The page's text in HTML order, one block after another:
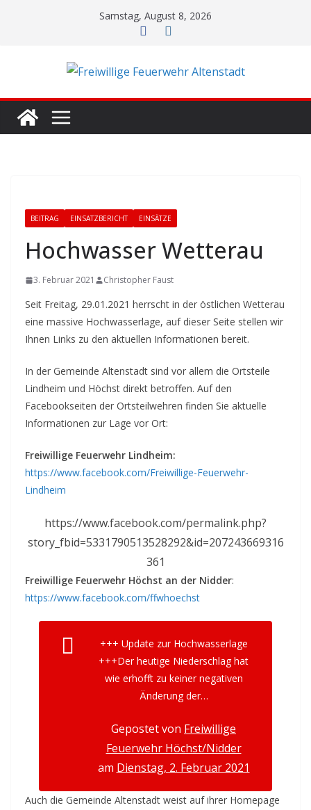
Samstag, August 8, 2026
BEITRAG EINSATZBERICHT EINSÄTZE
Hochwasser Wetterau
3. Februar 2021 Christopher Faust
Seit Freitag, 29.01.2021 herrscht in der östlichen Wetterau
eine massive Hochwasserlage, auf dieser Seite stellen wir
Ihnen Links zu den aktuellen Informationen bereit.
In der Gemeinde Altenstadt sind vor allem die Ortsteile
Lindheim und Höchst direkt betroffen. Auf den
Facebookseiten der Ortsteilwehren finden Sie aktuelle
Informationen zur Lage vor Ort:
Freiwillige Feuerwehr Lindheim:
https://www.facebook.com/Freiwillige-Feuerwehr-
Lindheim
https://www.facebook.com/permalink.php?
story_fbid=5331790513528292&id=207243669316
361
Freiwillige Feuerwehr Höchst an der Nidder:
https://www.facebook.com/ffwhoechst
+++ Update zur Hochwasserlage
+++Der heutige Niederschlag hat
wie erhofft zu keiner negativen
Änderung der…
Gepostet von Freiwillige
Feuerwehr Höchst/Nidder
am Dienstag, 2. Februar 2021
Auch die Gemeinde Altenstadt weist auf ihrer Homepage